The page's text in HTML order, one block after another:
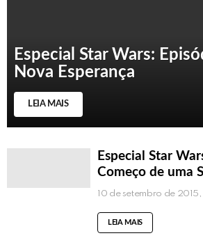
Especial Star Wars:
Nova Esperança
LEIA MAIS
Especial Star
Começo de uma
10 de setembro de
LEIA MAIS